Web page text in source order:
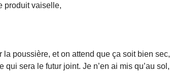
produit vaiselle,
poussière, et on attend que ça soit bien sec,
sera le futur joint. Je n’en ai mis qu’au sol,